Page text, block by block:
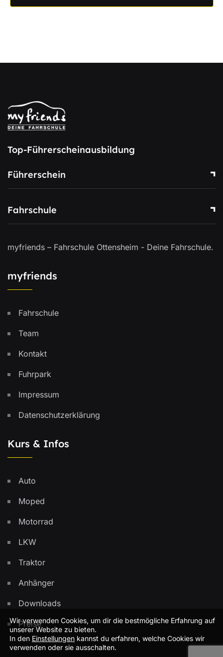
Top-Führerscheinausbildung
Führerschein
Fahrschule
myfriends – Fahrschule Ottensheim - Deine Fahrschule.
myfriends
Fahrschule
Team
Kontakt
Fuhrpark
Impressum
Datenschutzerklärung
Kurs & Infos
Auto
Moped
Motorrad
LKW
Traktor
Anhänger
Downloads
Preise
Wir verwenden Cookies, um dir die bestmögliche Erfahrung auf
unserer Website zu bieten.
In den Einstellungen kannst du erfahren, welche Cookies wir
verwenden oder sie ausschalten.